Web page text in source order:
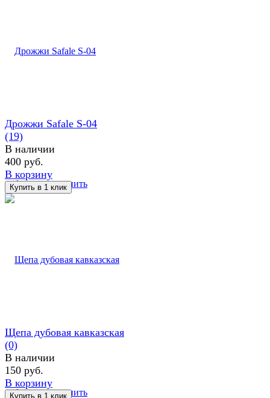
избранное сравнить
Дрожжи Safale S-04
(19)
В наличии
400 руб.
В корзину
избранное сравнить
Щепа дубовая кавказская
(0)
В наличии
150 руб.
В корзину